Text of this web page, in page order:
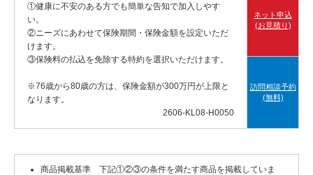
①健康に不安のある方でも簡単な告知で加入しやす
い。
②ニーズにあわせて保険期間・保険金額を設定いただ
けます。
③保険料の払込を免除する特約を選択いただけます。
※76歳から80歳の方は、保険金額が300万円が上限と
なります。
2606-KL08-H0050
ネット申込
(お見積り)
訪問相談予約
(無料)
商品掲載基準 下記①②③の条件を満たす商品を掲載していま